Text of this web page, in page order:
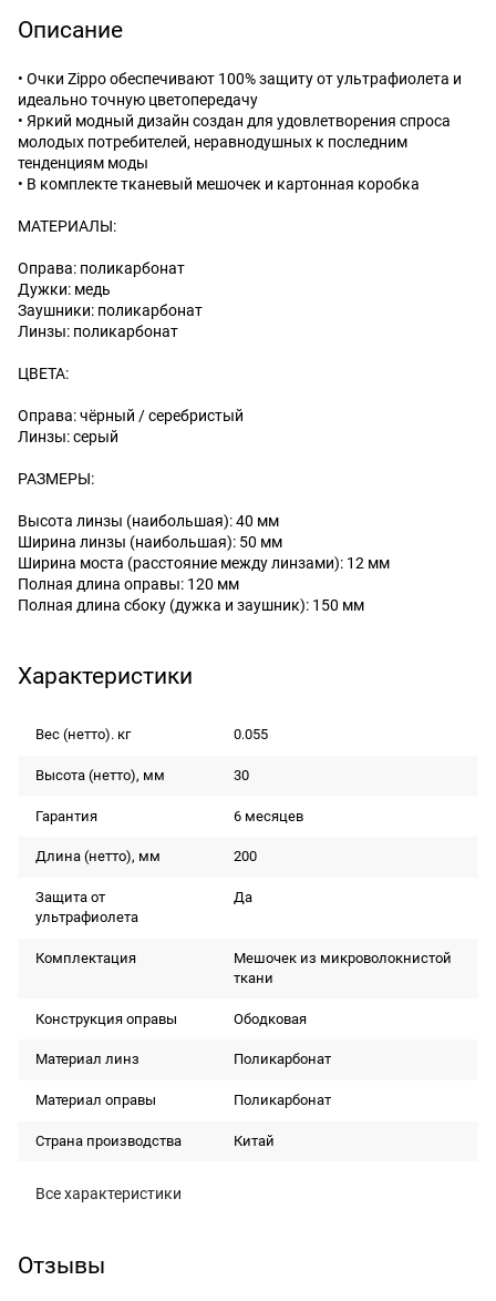
Описание
• Очки Zippo обеспечивают 100% защиту от ультрафиолета и
идеально точную цветопередачу
• Яркий модный дизайн создан для удовлетворения спроса
молодых потребителей, неравнодушных к последним
тенденциям моды
• В комплекте тканевый мешочек и картонная коробка
МАТЕРИАЛЫ:
Оправа: поликарбонат
Дужки: медь
Заушники: поликарбонат
Линзы: поликарбонат
ЦВЕТА:
Оправа: чёрный / серебристый
Линзы: серый
РАЗМЕРЫ:
Высота линзы (наибольшая): 40 мм
Ширина линзы (наибольшая): 50 мм
Ширина моста (расстояние между линзами): 12 мм
Полная длина оправы: 120 мм
Полная длина сбоку (дужка и заушник): 150 мм
Характеристики
Вес (нетто). кг 0.055
Высота (нетто), мм 30
Гарантия 6 месяцев
Длина (нетто), мм 200
Защита от
ультрафиолета
Да
Комплектация
Мешочек из микроволокнистой
ткани
Конструкция оправы Ободковая
Материал линз Поликарбонат
Материал оправы Поликарбонат
Страна производства Китай
Все характеристики
Отзывы